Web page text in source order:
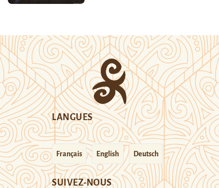
LANGUES
Français English Deutsch
SUIVEZ-NOUS